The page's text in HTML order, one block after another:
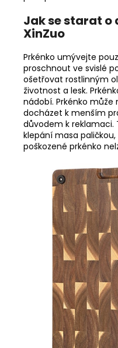
Jak se starat
XinZuo
Prkénko umývejte
proschnout ve svislé
ošetřovat rostlinným
životnost a lesk.
nádobí. Prkénko
docházet k menším
důvodem k reklamaci.
klepání masa
poškozené prkénko